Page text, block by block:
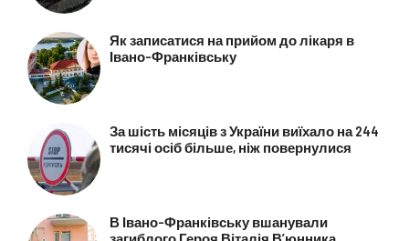
Як записатися на прийом до лікаря в
Івано-Франківську
За шість місяців з України виїхало на 244
тисячі осіб більше, ніж повернулися
В Івано-Франківську вшанували